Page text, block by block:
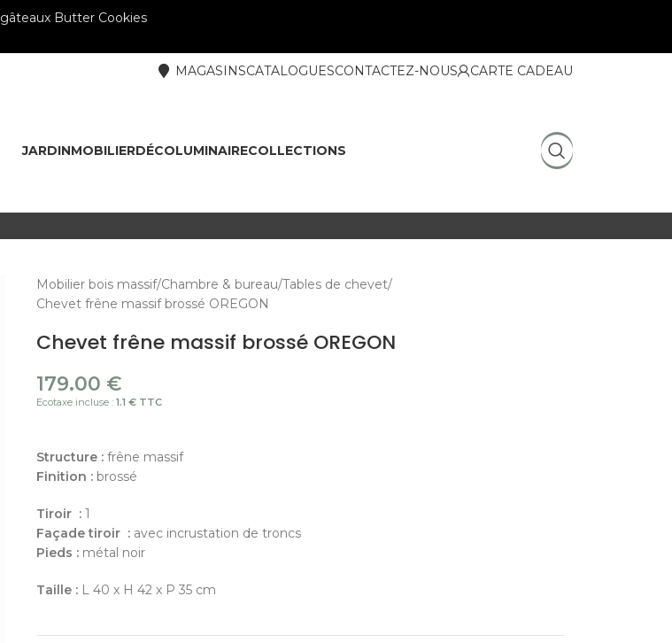
gâteaux Butter Cookies
MAGASINSCATALOGUESCONTACTEZ-NOUS CARTE CADEAU
JARDINMOBILIERDÉCOLUMINAIRECOLLECTIONS
Mobilier bois massif Chambre & bureau Tables de chevet
Chevet frêne massif brossé OREGON
Chevet frêne massif brossé OREGON
179.00 €
Ecotaxe incluse :1.1 € TTC
Structure :frêne massif
Finition :brossé
Tiroir :1
Façade tiroir :avec incrustation de troncs
Pieds :métal noir
Taille :L 40 x H 42 x P 35 cm